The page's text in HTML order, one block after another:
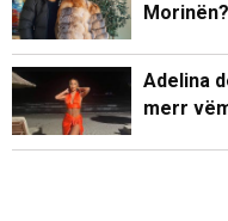
Adelina
merr